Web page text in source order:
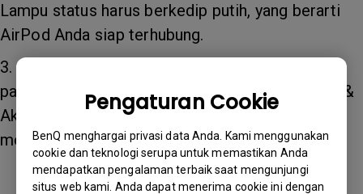
Pengaturan Cookie
BenQ menghargai privasi data Anda. Kami menggunakan
cookie dan teknologi serupa untuk memastikan Anda
mendapatkan pengalaman terbaik saat mengunjungi
situs web kami. Anda dapat menerima cookie ini dengan
Lampu status harus berkedip putih, yang berarti
AirPod Anda siap terhubung.
3. Klik "Pengaturan" pada proyektor Anda dan
pastikan Bluetooth diaktifkan, lalu klik "Remote &
Aksesori" untuk menambahkan aksesori guna
menyambungkan AirPods.